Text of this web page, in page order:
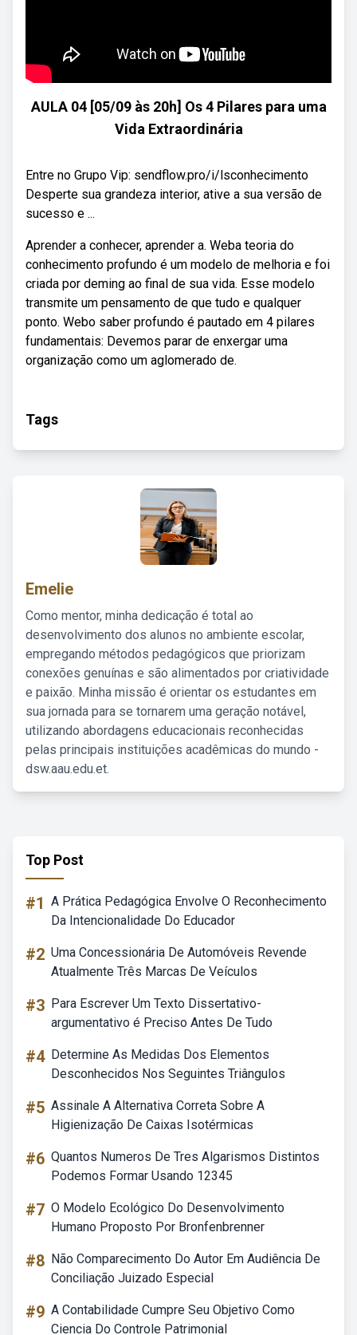
AULA 04 [05/09 às 20h] Os 4 Pilares para uma
Vida Extraordinária
Entre no Grupo Vip: sendflow.pro/i/lsconhecimento
Desperte sua grandeza interior, ative a sua versão de
sucesso e ...
Aprender a conhecer, aprender a. Weba teoria do
conhecimento profundo é um modelo de melhoria e foi
criada por deming ao final de sua vida. Esse modelo
transmite um pensamento de que tudo e qualquer
ponto. Webo saber profundo é pautado em 4 pilares
fundamentais: Devemos parar de enxergar uma
organização como um aglomerado de.
Tags
Emelie
Como mentor, minha dedicação é total ao
desenvolvimento dos alunos no ambiente escolar,
empregando métodos pedagógicos que priorizam
conexões genuínas e são alimentados por criatividade
e paixão. Minha missão é orientar os estudantes em
sua jornada para se tornarem uma geração notável,
utilizando abordagens educacionais reconhecidas
pelas principais instituições acadêmicas do mundo -
dsw.aau.edu.et.
Top Post
#1 A Prática Pedagógica Envolve O Reconhecimento
Da Intencionalidade Do Educador
#2 Uma Concessionária De Automóveis Revende
Atualmente Três Marcas De Veículos
#3 Para Escrever Um Texto Dissertativo-
argumentativo é Preciso Antes De Tudo
#4 Determine As Medidas Dos Elementos
Desconhecidos Nos Seguintes Triângulos
#5 Assinale A Alternativa Correta Sobre A
Higienização De Caixas Isotérmicas
#6 Quantos Numeros De Tres Algarismos Distintos
Podemos Formar Usando 12345
#7 O Modelo Ecológico Do Desenvolvimento
Humano Proposto Por Bronfenbrenner
#8 Não Comparecimento Do Autor Em Audiência De
Conciliação Juizado Especial
#9 A Contabilidade Cumpre Seu Objetivo Como
Ciencia Do Controle Patrimonial